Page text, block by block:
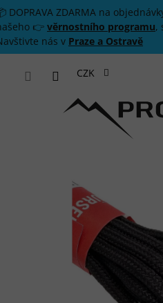
Přejít na obsah
DOPRAVA ZDARMA na
👉 věrnostního programu,
nás v Praze a Ostravě
CZK